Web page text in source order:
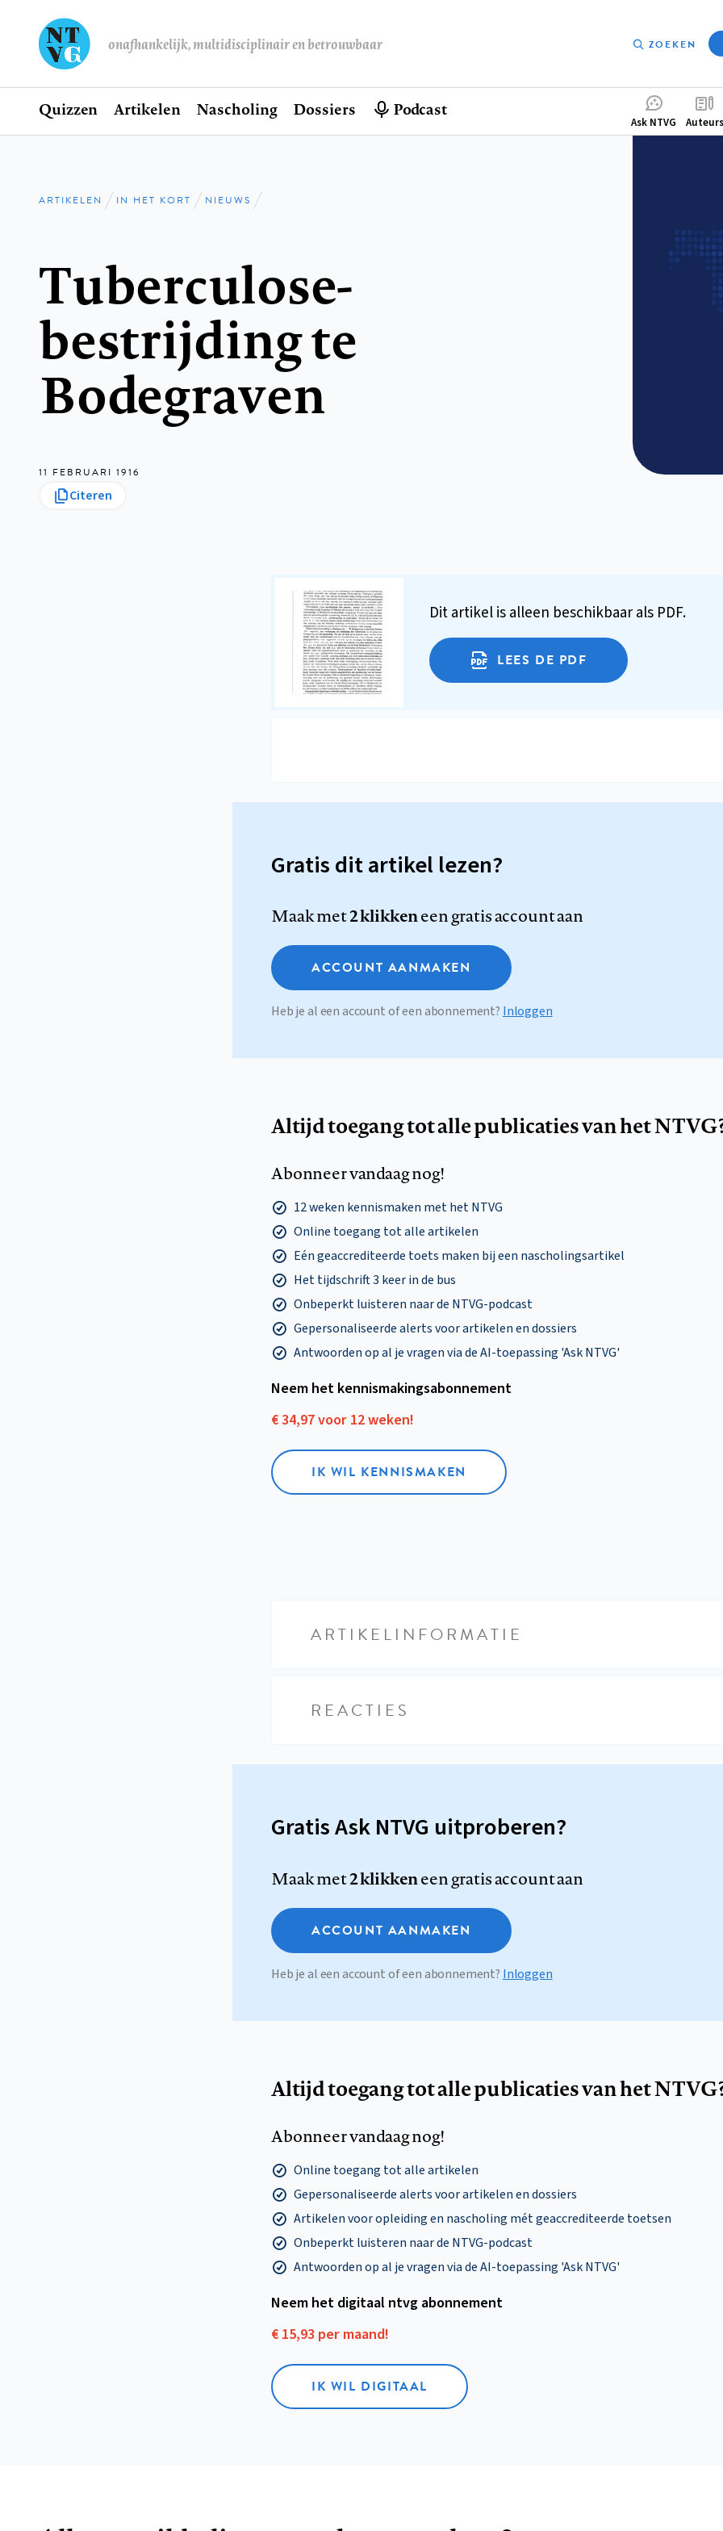
onafhankelijk, multidisciplinair en betrouwbaar ZOEKEN
Hoofdnavigatie
Home
Quizzen Artikelen Nascholing Dossiers Podcast
Ask NTVG Auteurs
Kruimelpad
ARTIKELEN IN HET KORT NIEUWS
Tuberculose-
bestrijding te
Bodegraven
11 FEBRUARI 1916
Citeren
Dit artikel is alleen beschikbaar als PDF.
LEES DE PDF
Gratis dit artikel lezen?
Maak met2 klikkeneen gratis account aan
ACCOUNT AANMAKEN
Heb je al een account of een abonnement? Inloggen
Altijd toegang tot alle publicaties van het
Abonneer vandaag nog!
12 weken kennismaken met het NTVG
Online toegang tot alle artikelen
Eén geaccrediteerde toets maken bij een nascholingsartikel
Het tijdschrift 3 keer in de bus
Onbeperkt luisteren naar de NTVG-podcast
Gepersonaliseerde alerts voor artikelen en dossiers
Antwoorden op al je vragen via de AI-toepassing 'Ask NTVG'
Neem het kennismakings­abonnement
€ 34,97 voor 12 weken!
IK WIL KENNISMAKEN
ARTIKELINFORMATIE
REACTIES
Gratis Ask NTVG uitproberen?
Maak met2 klikkeneen gratis account aan
ACCOUNT AANMAKEN
Heb je al een account of een abonnement? Inloggen
Altijd toegang tot alle publicaties van het
Abonneer vandaag nog!
Online toegang tot alle artikelen
Gepersonaliseerde alerts voor artikelen en dossiers
Artikelen voor opleiding en nascholing mét geaccrediteerde toetsen
Onbeperkt luisteren naar de NTVG-podcast
Antwoorden op al je vragen via de AI-toepassing 'Ask NTVG'
Neem het digitaal ntvg abonnement
€ 15,93 per maand!
IK WIL DIGITAAL